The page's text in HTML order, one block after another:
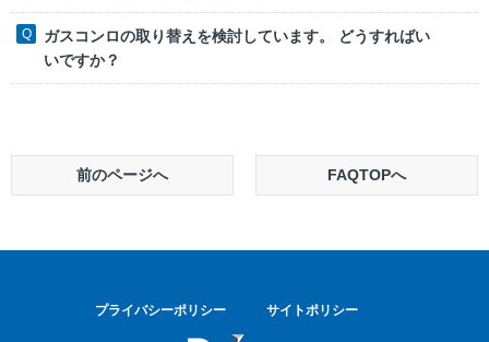
ガスコンロの取り替えを検討しています。 どうすればい
いですか？
前のページへ FAQTOPへ
プライバシーポリシー サイトポリシー